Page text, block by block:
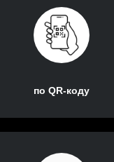
по QR-коду